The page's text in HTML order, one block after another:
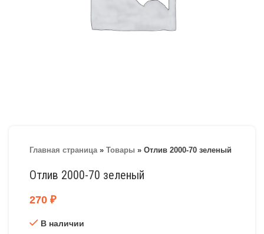
Главная страница» Товары » Отлив 2000-70 зеленый
Отлив 2000-70 зеленый
270 ₽
В наличии